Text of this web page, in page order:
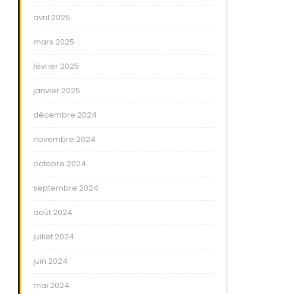
avril 2025
mars 2025
février 2025
janvier 2025
décembre 2024
novembre 2024
octobre 2024
septembre 2024
août 2024
juillet 2024
juin 2024
mai 2024